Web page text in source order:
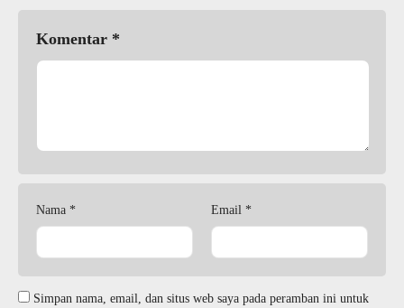
Komentar *
Nama * Email *
Simpan nama, email, dan situs web saya pada peramban ini untuk